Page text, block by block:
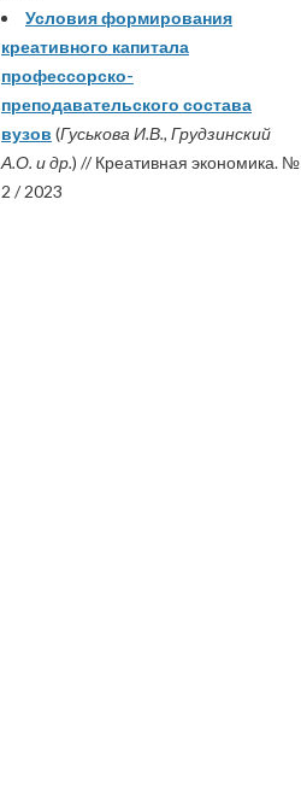
Условия формирования
креативного капитала
профессорско-
преподавательского состава
вузов (Гуськова И.В., Грудзинский
А.О. и др.) // Креативная экономика. №
2 / 2023